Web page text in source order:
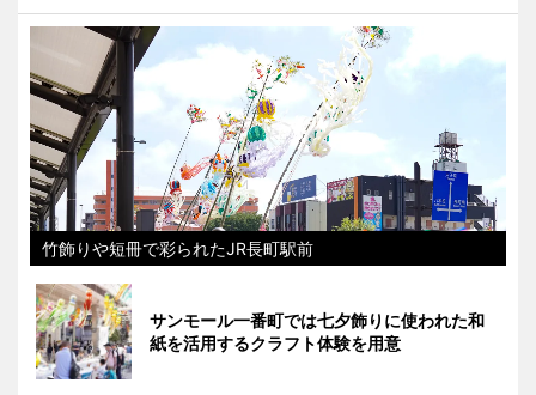
竹飾りや短冊で彩られたJR長町駅前
サンモール一番町では七夕飾りに使われた和
紙を活用するクラフト体験を用意